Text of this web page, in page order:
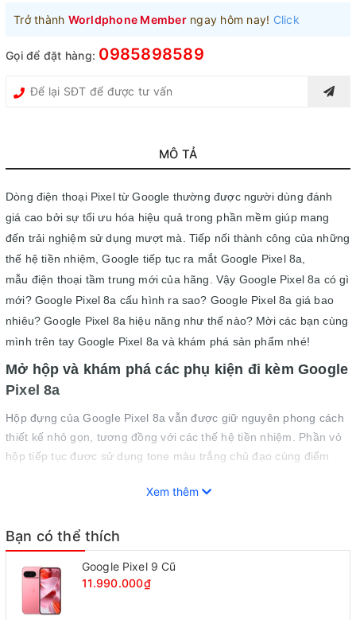
Trở thành Worldphone Memberngay hôm nay! Click
Gọi để đặt hàng: 0985898589
MÔ TẢ
Dòng điện thoại Pixel từ Google thường được người dùng đánh
giá cao bởi sự tối ưu hóa hiệu quả trong phần mềm giúp mang
đến trải nghiệm sử dụng mượt mà. Tiếp nối thành công của những
thế hệ tiền nhiệm, Google tiếp tục ra mắt Google Pixel 8a,
mẫu điện thoại tầm trung mới của hãng. Vậy Google Pixel 8a có gì
mới? Google Pixel 8a cấu hình ra sao? Google Pixel 8a giá bao
nhiêu? Google Pixel 8a hiệu năng như thế nào? Mời các bạn cùng
mình trên tay Google Pixel 8a và khám phá sản phẩm nhé!
Mở hộp và khám phá các phụ kiện đi kèm Google
Pixel 8a
Hộp đựng của Google Pixel 8a vẫn được giữ nguyên phong cách
thiết kế nhỏ gọn, tương đồng với các thế hệ tiền nhiệm. Phần vỏ
hộp tiếp tục được sử dụng tone màu trắng chủ đạo cùng điểm
Google được in nổi bật ở vị trí trung tâm.
Xem thêm
Bạn có thể thích
Google Pixel 9 Cũ
11.990.000₫